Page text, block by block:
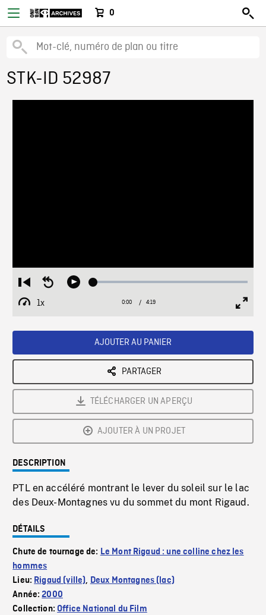
0
STK-ID 52987
Restart
from
beginning
Seek
Play Loaded:
1x
Playback
Current
0:00 / Duration
4:19
AJOUTER AU PANIER
PARTAGER
TÉLÉCHARGER UN APERÇU
AJOUTER À UN PROJET
DESCRIPTION
PTL en accéléré montrant le lever du soleil sur le lac
des Deux-Montagnes vu du sommet du mont Rigaud.
DÉTAILS
Chute de tournage de: Le Mont Rigaud : une colline chez les
hommes
Lieu: Rigaud (ville), Deux Montagnes (lac)
Année:2000
Collection:Office National du Film